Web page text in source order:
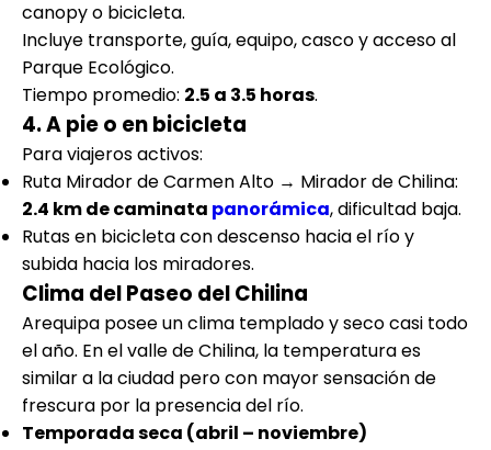
canopy o bicicleta.
Incluye transporte, guía, equipo, casco y acceso al
Parque Ecológico.
Tiempo promedio: 2.5 a 3.5 horas.
4. A pie o en bicicleta
Para viajeros activos:
Ruta Mirador de Carmen Alto → Mirador de Chilina:
2.4 km de caminata panorámica, dificultad baja.
Rutas en bicicleta con descenso hacia el río y
subida hacia los miradores.
Clima del Paseo del Chilina
Arequipa posee un clima templado y seco casi todo
el año. En el valle de Chilina, la temperatura es
similar a la ciudad pero con mayor sensación de
frescura por la presencia del río.
Temporada seca (abril – noviembre)